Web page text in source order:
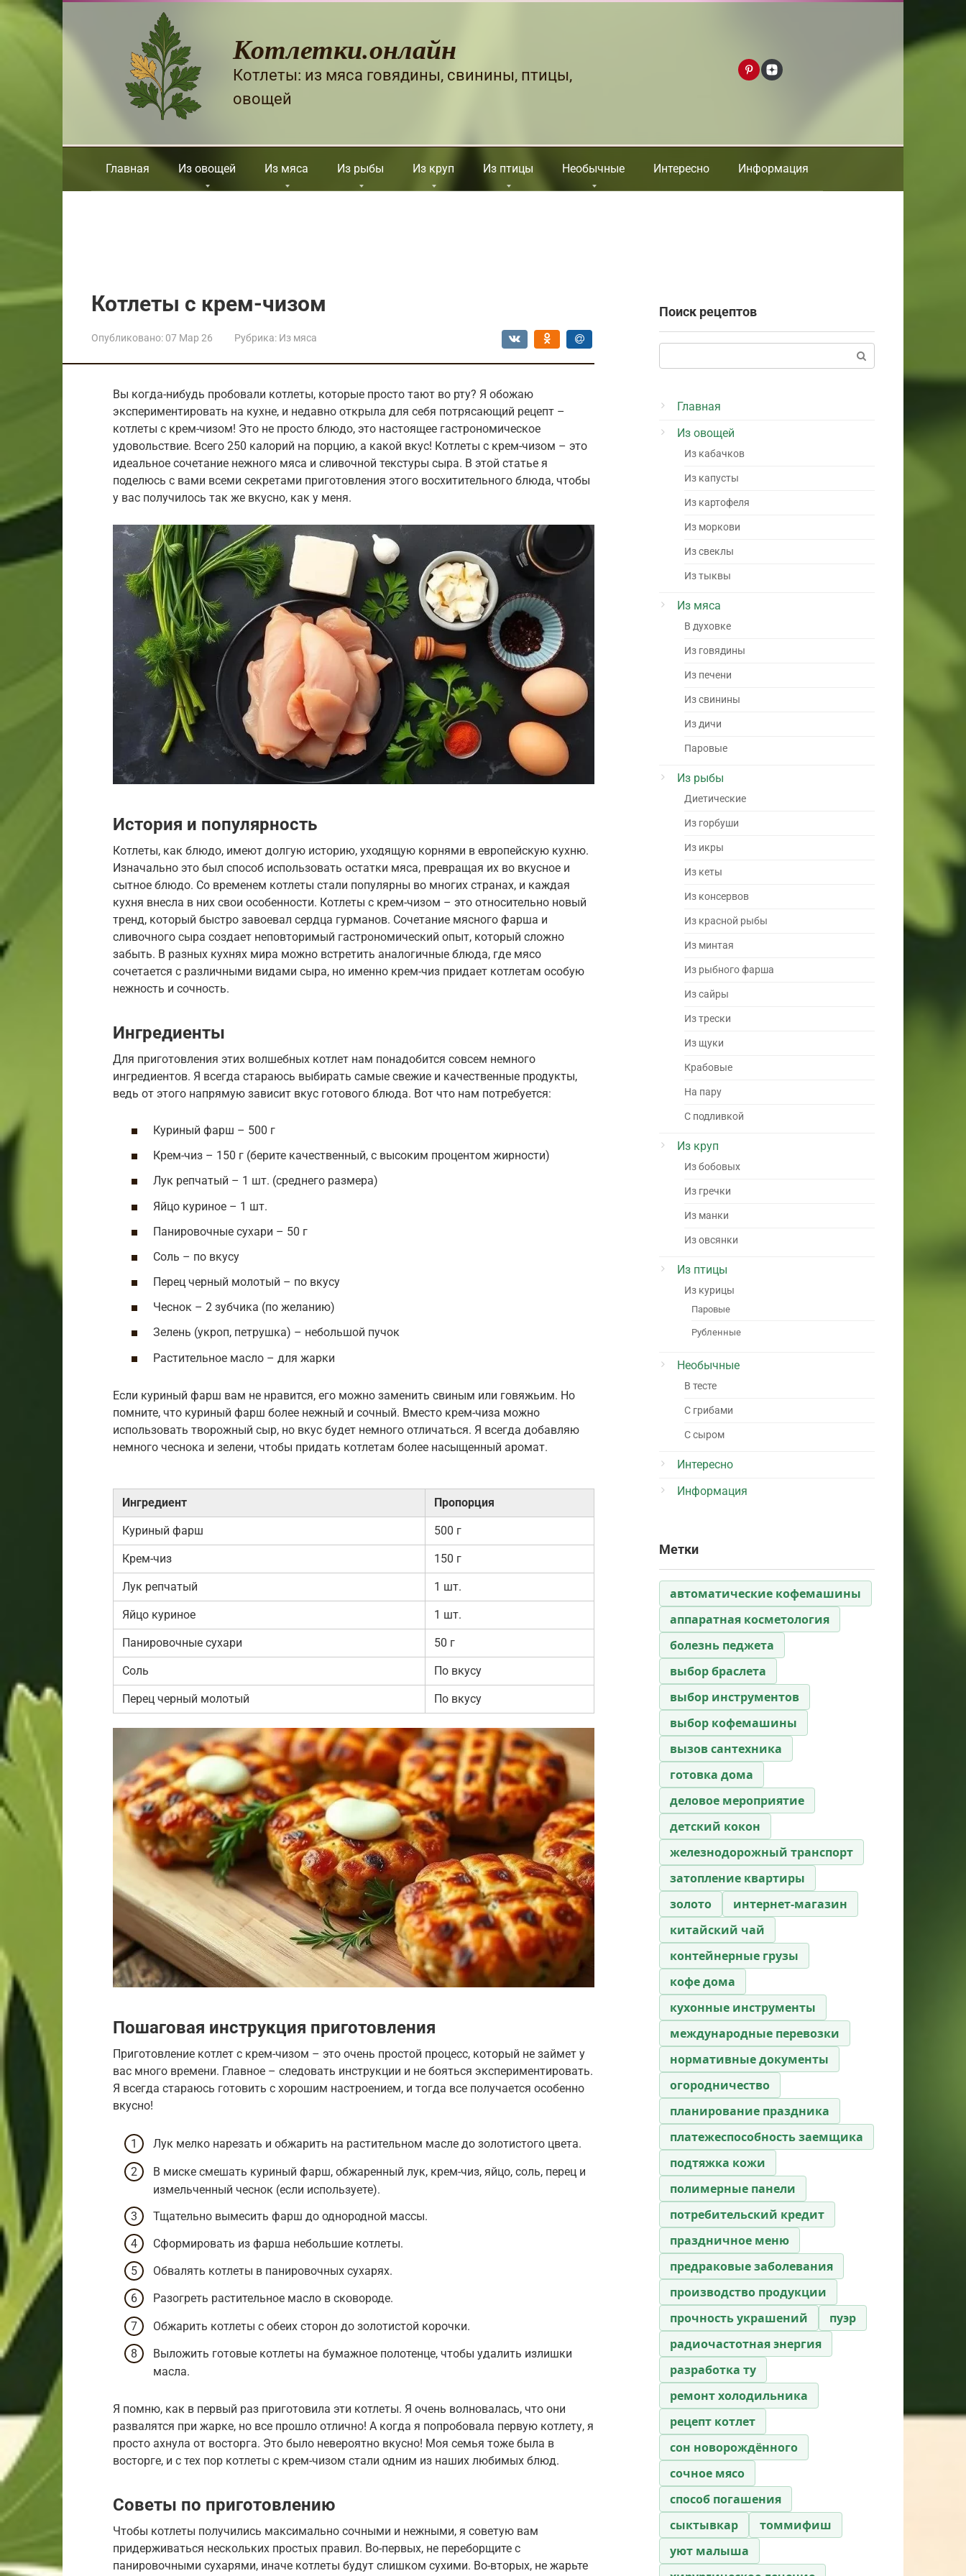
Перейти
Котлетки.онлайн
Котлеты: из мяса говядины, свинины, птицы,
овощей
Главная Из овощей Из мяса Из рыбы Из круп Из птицы Необычные Интересно Информация
Котлеты с крем-чизом
Опубликовано: 07 Мар 26 Рубрика: Из мяса
Вы когда-нибудь пробовали котлеты, которые просто тают во рту? Я обожаю
экспериментировать на кухне, и недавно открыла для себя потрясающий рецепт –
котлеты с крем-чизом! Это не просто блюдо, это настоящее гастрономическое
удовольствие. Всего 250 калорий на порцию, а какой вкус! Котлеты с крем-чизом – это
идеальное сочетание нежного мяса и сливочной текстуры сыра. В этой статье я
поделюсь с вами всеми секретами приготовления этого восхитительного блюда, чтобы
у вас получилось так же вкусно, как у меня.
История и популярность
Котлеты, как блюдо, имеют долгую историю, уходящую корнями в европейскую кухню.
Изначально это был способ использовать остатки мяса, превращая их во вкусное и
сытное блюдо. Со временем котлеты стали популярны во многих странах, и каждая
кухня внесла в них свои особенности. Котлеты с крем-чизом – это относительно новый
тренд, который быстро завоевал сердца гурманов. Сочетание мясного фарша и
сливочного сыра создает неповторимый гастрономический опыт, который сложно
забыть. В разных кухнях мира можно встретить аналогичные блюда, где мясо
сочетается с различными видами сыра, но именно крем-чиз придает котлетам особую
нежность и сочность.
Ингредиенты
Для приготовления этих волшебных котлет нам понадобится совсем немного
ингредиентов. Я всегда стараюсь выбирать самые свежие и качественные продукты,
ведь от этого напрямую зависит вкус готового блюда. Вот что нам потребуется:
Куриный фарш – 500 г
Крем-чиз – 150 г (берите качественный, с высоким процентом жирности)
Лук репчатый – 1 шт. (среднего размера)
Яйцо куриное – 1 шт.
Панировочные сухари – 50 г
Соль – по вкусу
Перец черный молотый – по вкусу
Чеснок – 2 зубчика (по желанию)
Зелень (укроп, петрушка) – небольшой пучок
Растительное масло – для жарки
Если куриный фарш вам не нравится, его можно заменить свиным или говяжьим. Но
помните, что куриный фарш более нежный и сочный. Вместо крем-чиза можно
использовать творожный сыр, но вкус будет немного отличаться. Я всегда добавляю
немного чеснока и зелени, чтобы придать котлетам более насыщенный аромат.
Ингредиент Пропорция
Куриный фарш 500 г
Крем-чиз 150 г
Лук репчатый 1 шт.
Яйцо куриное 1 шт.
Панировочные сухари 50 г
Соль По вкусу
Перец черный молотый По вкусу
Пошаговая инструкция приготовления
Приготовление котлет с крем-чизом – это очень простой процесс, который не займет у
вас много времени. Главное – следовать инструкции и не бояться экспериментировать.
Я всегда стараюсь готовить с хорошим настроением, и тогда все получается особенно
вкусно!
Лук мелко нарезать и обжарить на растительном масле до золотистого цвета.
В миске смешать куриный фарш, обжаренный лук, крем-чиз, яйцо, соль, перец и
измельченный чеснок (если используете).
Тщательно вымесить фарш до однородной массы.
Сформировать из фарша небольшие котлеты.
Обвалять котлеты в панировочных сухарях.
Разогреть растительное масло в сковороде.
Обжарить котлеты с обеих сторон до золотистой корочки.
Выложить готовые котлеты на бумажное полотенце, чтобы удалить излишки
масла.
Я помню, как в первый раз приготовила эти котлеты. Я очень волновалась, что они
развалятся при жарке, но все прошло отлично! А когда я попробовала первую котлету, я
просто ахнула от восторга. Это было невероятно вкусно! Моя семья тоже была в
восторге, и с тех пор котлеты с крем-чизом стали одним из наших любимых блюд.
Советы по приготовлению
Чтобы котлеты получились максимально сочными и нежными, я советую вам
придерживаться нескольких простых правил. Во-первых, не переборщите с
панировочными сухарями, иначе котлеты будут слишком сухими. Во-вторых, не жарьте
Поиск рецептов
Главная
Из овощей
Из кабачков
Из капусты
Из картофеля
Из моркови
Из свеклы
Из тыквы
Из мяса
В духовке
Из говядины
Из печени
Из свинины
Из дичи
Паровые
Из рыбы
Диетические
Из горбуши
Из икры
Из кеты
Из консервов
Из красной рыбы
Из минтая
Из рыбного фарша
Из сайры
Из трески
Из щуки
Крабовые
На пару
С подливкой
Из круп
Из бобовых
Из гречки
Из манки
Из овсянки
Из птицы
Из курицы
Паровые
Рубленные
Необычные
В тесте
С грибами
С сыром
Интересно
Информация
Метки
автоматические кофемашины
аппаратная косметология
болезнь педжета
выбор браслета
выбор инструментов
выбор кофемашины
вызов сантехника
готовка дома
деловое мероприятие
детский кокон
железнодорожный транспорт
затопление квартиры
золото
интернет-магазин
китайский чай
контейнерные грузы
кофе дома
кухонные инструменты
международные перевозки
нормативные документы
огородничество
планирование праздника
платежеспособность заемщика
подтяжка кожи
полимерные панели
потребительский кредит
праздничное меню
предраковые заболевания
производство продукции
прочность украшений
пуэр
радиочастотная энергия
разработка ту
ремонт холодильника
рецепт котлет
сон новорождённого
сочное мясо
способ погашения
сыктывкар
томмифиш
уют малыша